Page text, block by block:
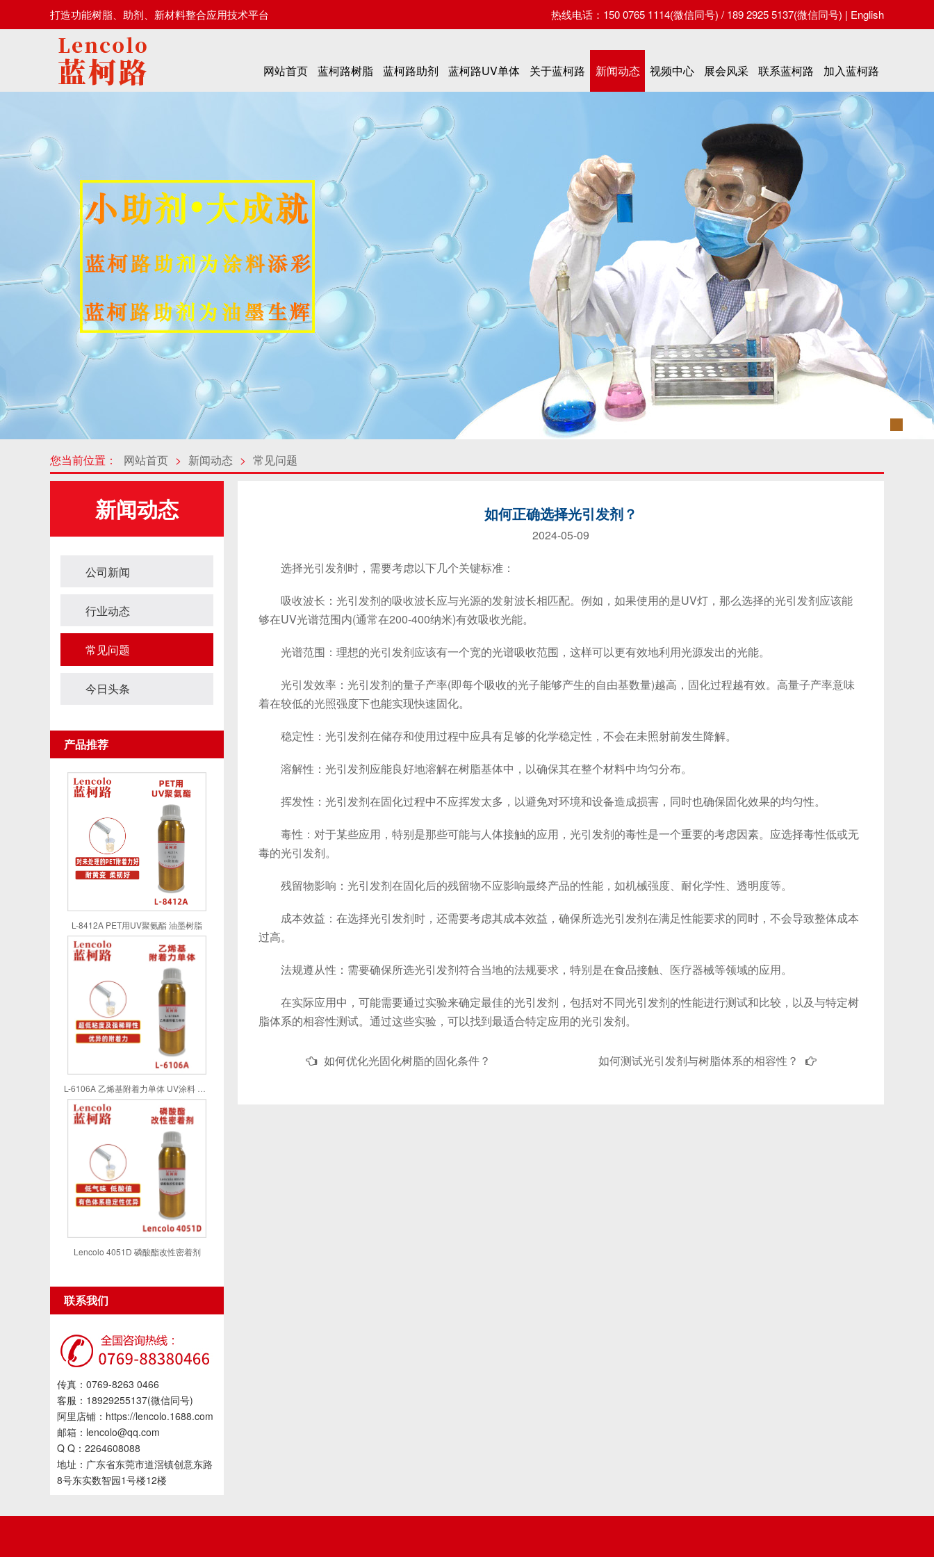
打造功能树脂、助剂、新材料整合应用技术平台 热线电话：150 0765 1114(微信同号) / 189 2925 5137(微信同号) | English
网站首页 蓝柯路树脂 蓝柯路助剂 蓝柯路UV单体 关于蓝柯路 新闻动态 视频中心 展会风采 联系蓝柯路 加入蓝柯路
您当前位置： 网站首页 > 新闻动态 > 常见问题
新闻动态
公司新闻
行业动态
常见问题
今日头条
产品推荐
L-8412A PET用UV聚氨酯 油墨树脂
Lencolo 4051D 磷酸酯改性密着剂
联系我们
传真：0769-8263 0466
客服：18929255137(微信同号)
阿里店铺：https://lencolo.1688.com
邮箱：lencolo@qq.com
Q Q：2264608088
地址：广东省东莞市道滘镇创意东路
8号东实数智园1号楼12楼
如何正确选择光引发剂？
2024-05-09
选择光引发剂时，需要考虑以下几个关键标准：
吸收波长：光引发剂的吸收波长应与光源的发射波长相匹配。例如，如果使用的是UV灯，那么选择的光引发剂应该能
够在UV光谱范围内(通常在200-400纳米)有效吸收光能。
光谱范围：理想的光引发剂应该有一个宽的光谱吸收范围，这样可以更有效地利用光源发出的光能。
光引发效率：光引发剂的量子产率(即每个吸收的光子能够产生的自由基数量)越高，固化过程越有效。高量子产率意味
着在较低的光照强度下也能实现快速固化。
稳定性：光引发剂在储存和使用过程中应具有足够的化学稳定性，不会在未照射前发生降解。
溶解性：光引发剂应能良好地溶解在树脂基体中，以确保其在整个材料中均匀分布。
挥发性：光引发剂在固化过程中不应挥发太多，以避免对环境和设备造成损害，同时也确保固化效果的均匀性。
毒性：对于某些应用，特别是那些可能与人体接触的应用，光引发剂的毒性是一个重要的考虑因素。应选择毒性低或无
毒的光引发剂。
残留物影响：光引发剂在固化后的残留物不应影响最终产品的性能，如机械强度、耐化学性、透明度等。
成本效益：在选择光引发剂时，还需要考虑其成本效益，确保所选光引发剂在满足性能要求的同时，不会导致整体成本
过高。
法规遵从性：需要确保所选光引发剂符合当地的法规要求，特别是在食品接触、医疗器械等领域的应用。
在实际应用中，可能需要通过实验来确定最佳的光引发剂，包括对不同光引发剂的性能进行测试和比较，以及与特定树
脂体系的相容性测试。通过这些实验，可以找到最适合特定应用的光引发剂。
如何优化光固化树脂的固化条件？ 如何测试光引发剂与树脂体系的相容性？